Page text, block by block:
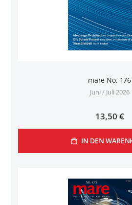
mare No. 176
Juni / Juli 2026
13,50 €
IN DEN